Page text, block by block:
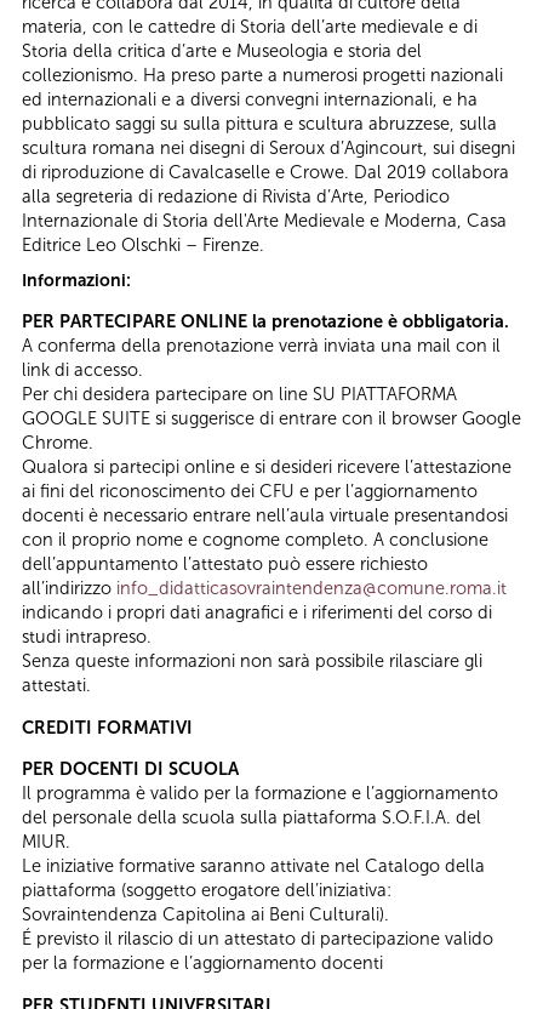
materia, con le cattedre di Storia dell’arte medievale e di
Storia della critica d’arte e Museologia e storia del
collezionismo. Ha preso parte a numerosi progetti nazionali
ed internazionali e a diversi convegni internazionali, e ha
pubblicato saggi su sulla pittura e scultura abruzzese, sulla
scultura romana nei disegni di Seroux d’Agincourt, sui disegni
di riproduzione di Cavalcaselle e Crowe. Dal 2019 collabora
alla segreteria di redazione di Rivista d’Arte, Periodico
Internazionale di Storia dell'Arte Medievale e Moderna, Casa
Editrice Leo Olschki – Firenze.
Informazioni:
PER PARTECIPARE ONLINE la prenotazione è obbligatoria.
A conferma della prenotazione verrà inviata una mail con il
link di accesso.
Per chi desidera partecipare on line SU PIATTAFORMA
GOOGLE SUITE si suggerisce di entrare con il browser Google
Chrome.
Qualora si partecipi online e si desideri ricevere l’attestazione
ai fini del riconoscimento dei CFU e per l’aggiornamento
docenti è necessario entrare nell’aula virtuale presentandosi
con il proprio nome e cognome completo. A conclusione
dell’appuntamento l’attestato può essere richiesto
all’indirizzo info_didatticasovraintendenza@comune.roma.it
indicando i propri dati anagrafici e i riferimenti del corso di
studi intrapreso.
Senza queste informazioni non sarà possibile rilasciare gli
attestati.
CREDITI FORMATIVI
PER DOCENTI DI SCUOLA
Il programma è valido per la formazione e l’aggiornamento
del personale della scuola sulla piattaforma S.O.F.I.A. del
MIUR.
Le iniziative formative saranno attivate nel Catalogo della
piattaforma (soggetto erogatore dell’iniziativa:
Sovraintendenza Capitolina ai Beni Culturali).
É previsto il rilascio di un attestato di partecipazione valido
per la formazione e l’aggiornamento docenti